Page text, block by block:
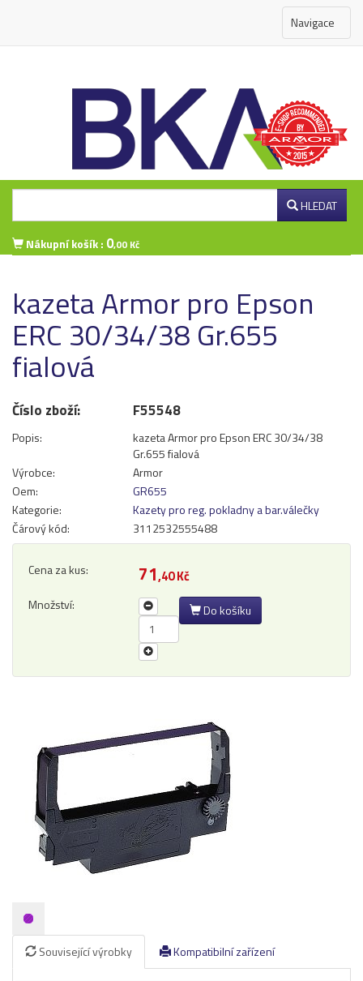
Navigace
HLEDAT
Nákupní košík : 0,00 Kč
Přihlásit se
Nová registrace
Výrobci
Náplně
pro jehličkové tiskárny
pro inkoustové tiskárny
pro kopírovací stroje
Label tape
Samolepící štítky
Čisticí prostředky
Textilní stuhy
Kazety pro reg. pokladny a bar.válečky
Ostatní
kazeta Armor pro Epson
ERC 30/34/38 Gr.655
fialová
Číslo zboží: F55548
Popis:
kazeta Armor pro Epson ERC 30/34/38
Gr.655 fialová
Výrobce:
Armor
Oem:
GR655
Kategorie:
Kazety pro reg. pokladny a bar.válečky
Čárový kód:
3112532555488
Cena za kus: 71,40 Kč
Množství: Do košíku
Související výrobky Kompatibilní zařízení